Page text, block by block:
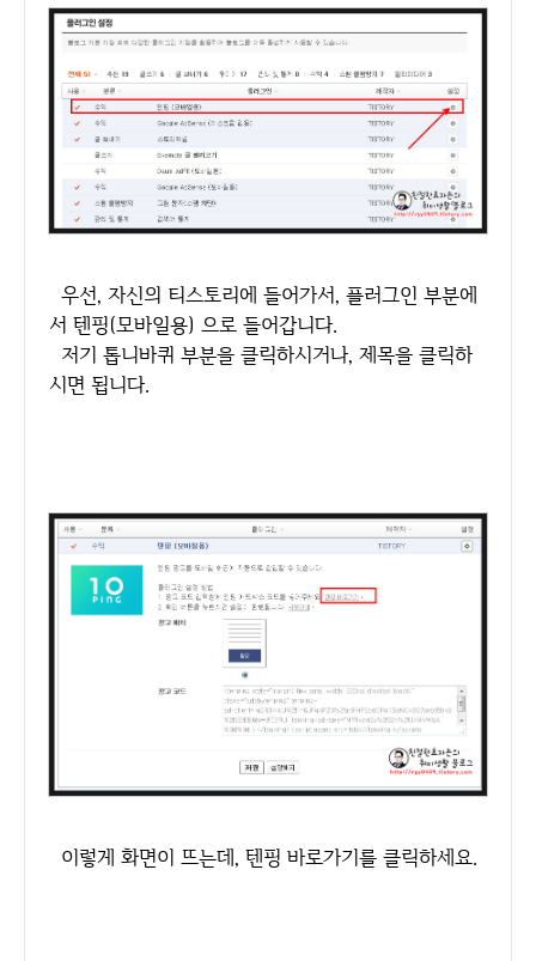
우선, 자신의 티스토리에 들어가서, 플러그인 부분에
서 텐핑(모바일용) 으로 들어갑니다.
저기 톱니바퀴 부분을 클릭하시거나, 제목을 클릭하
시면 됩니다.
이렇게 화면이 뜨는데, 텐핑 바로가기를 클릭하세요.